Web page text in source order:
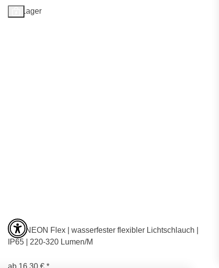
Auf Lager
LED NEON Flex | wasserfester flexibler Lichtschlauch |
IP65 | 220-320 Lumen/M
ab 16,30 € *